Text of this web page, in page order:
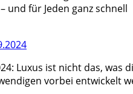
und für Jeden ganz schnell
Luxus ist nicht das,
vorbei entwickelt